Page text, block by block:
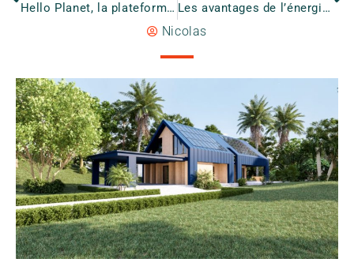
Hello Planet, la plateforme qui soutient des projets d’ONG Les avantages de l’énergie Solaire
Nicolas